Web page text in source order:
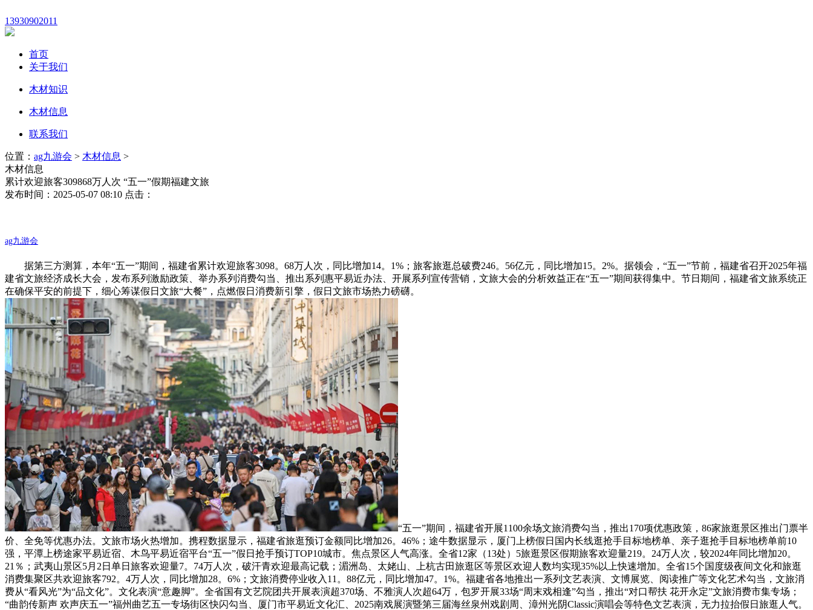
13930902011
首页
关于我们
木材知识
木材信息
联系我们
位置： ag九游会 > 木材信息 >
木材信息
累计欢迎旅客309868万人次 “五一”假期福建文旅
发布时间：2025-05-07 08:10 点击：
ag九游会
据第三方测算，本年“五一”期间，福建省累计欢迎旅客3098。68万人次，同比增加14。1%；旅客旅逛总破费246。56亿元，同比增加15。2%。据领会，“五一”节前，福建省召开2025年福
建省文旅经济成长大会，发布系列激励政策、举办系列消费勾当、推出系列惠平易近办法、开展系列宣传营销，文旅大会的分析效益正在“五一”期间获得集中。节日期间，福建省文旅系统正
在确保平安的前提下，细心筹谋假日文旅“大餐”，点燃假日消费新引擎，假日文旅市场热力磅礴。
“五一”期间，福建省开展1100余场文旅消费勾当，推出170项优惠政策，86家旅逛景区推出门票半
价、全免等优惠办法。文旅市场火热增加。携程数据显示，福建省旅逛预订金额同比增加26。46%；途牛数据显示，厦门上榜假日国内长线逛抢手目标地榜单、亲子逛抢手目标地榜单前10
强，平潭上榜途家平易近宿、木鸟平易近宿平台“五一”假日抢手预订TOP10城市。焦点景区人气高涨。全省12家（13处）5旅逛景区假期旅客欢迎量219。24万人次，较2024年同比增加20。
21％；武夷山景区5月2日单日旅客欢迎量7。74万人次，破汗青欢迎最高记载；湄洲岛、太姥山、上杭古田旅逛区等景区欢迎人数均实现35%以上快速增加。全省15个国度级夜间文化和旅逛
消费集聚区共欢迎旅客792。4万人次，同比增加28。6%；文旅消费停业收入11。88亿元，同比增加47。1%。福建省各地推出一系列文艺表演、文博展览、阅读推广等文化艺术勾当，文旅消
费从“看风光”为“品文化”。文化表演“意趣脚”。全省国有文艺院团共开展表演超370场、不雅演人次超64万，包罗开展33场“周末戏相逢”勾当，推出“对口帮扶 花开永定”文旅消费市集专场；
“曲韵传新声 欢声庆五一”福州曲艺五一专场街区快闪勾当、厦门市平易近文化汇、2025南戏展演暨第三届海丝泉州戏剧周、漳州光阴Classic演唱会等特色文艺表演，无力拉抬假日旅逛人气。